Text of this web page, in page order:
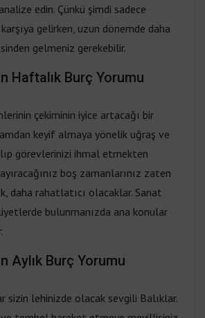
edin. Çünkü şimdi sadece
gelirken, uzun dönemde daha
gelmeniz gerekebilir.
Haftalık Burç Yorumu
çekiminin iyice artacağı bir
keyif almaya yönelik uğraş ve
görevlerinizi ihmal etmekten
boş zamanlarınız zaten
daha rahatlatıcı olacaklar. Sanat
bulunmanızda ana konular
Aylık Burç Yorumu
sizin lehinizde olacak sevgili Balıklar.